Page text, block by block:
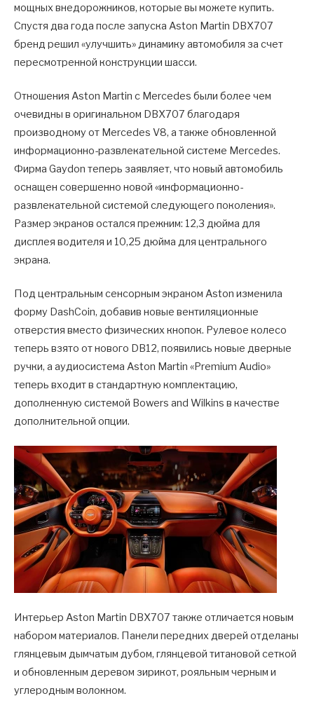
мощных внедорожников, которые вы можете купить.
Спустя два года после запуска Aston Martin DBX707
бренд решил «улучшить» динамику автомобиля за счет
пересмотренной конструкции шасси.
Отношения Aston Martin с Mercedes были более чем
очевидны в оригинальном DBX707 благодаря
производному от Mercedes V8, а также обновленной
информационно-развлекательной системе Mercedes.
Фирма Gaydon теперь заявляет, что новый автомобиль
оснащен совершенно новой «информационно-
развлекательной системой следующего поколения».
Размер экранов остался прежним: 12,3 дюйма для
дисплея водителя и 10,25 дюйма для центрального
экрана.
Под центральным сенсорным экраном Aston изменила
форму DashCoin, добавив новые вентиляционные
отверстия вместо физических кнопок. Рулевое колесо
теперь взято от нового DB12, появились новые дверные
ручки, а аудиосистема Aston Martin «Premium Audio»
теперь входит в стандартную комплектацию,
дополненную системой Bowers and Wilkins в качестве
дополнительной опции.
Интерьер Aston Martin DBX707 также отличается новым
набором материалов. Панели передних дверей отделаны
глянцевым дымчатым дубом, глянцевой титановой сеткой
и обновленным деревом зирикот, рояльным черным и
углеродным волокном.